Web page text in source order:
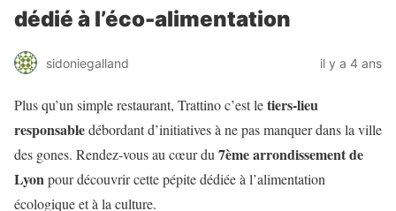
dédié à l’éco-alimentation
sidoniegalland il y a 4 ans
Plus qu’un simple restaurant, Trattino c’est letiers-lieu
responsabledébordant d’initiatives à ne pas manquer dans la ville
des gones. Rendez-vous au cœur du 7ème arrondissement de
Lyonpour découvrir cette pépite dédiée à l’alimentation
écologique et à la culture.